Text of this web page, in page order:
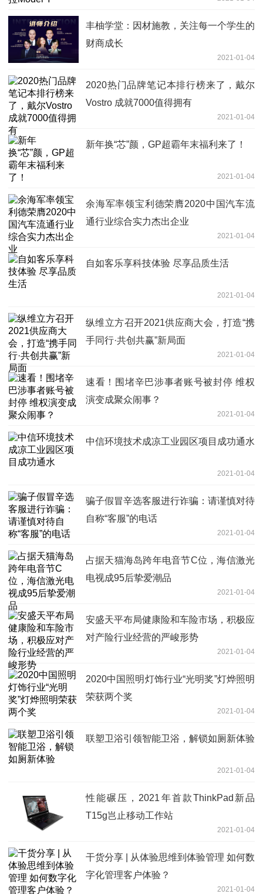
丰柚学堂：因材施教，关注每一个学生的
财商成长
2021-01-04
2020热门品牌笔记本排行榜来了，戴尔
Vostro 成就7000值得拥有
2021-01-04
新年换“芯”颜，GP超霸年末福利来了！
2021-01-04
余海军率领宝利德荣膺2020中国汽车流
通行业综合实力杰出企业
2021-01-04
自如客乐享科技体验 尽享品质生活
2021-01-04
纵维立方召开2021供应商大会，打造“携
手同行·共创共赢”新局面
2021-01-04
速看！围堵辛巴涉事者账号被封停 维权
演变成聚众闹事？
2021-01-04
中信环境技术成凉工业园区项目成功通水
2021-01-04
骗子假冒辛选客服进行诈骗：请谨慎对待
自称“客服”的电话
2021-01-04
占据天猫海岛跨年电音节C位，海信激光
电视成95后挚爱潮品
2021-01-04
安盛天平布局健康险和车险市场，积极应
对产险行业经营的严峻形势
2021-01-04
2020中国照明灯饰行业“光明奖”灯烨照明
荣获两个奖
2021-01-04
联塑卫浴引领智能卫浴，解锁如厕新体验
2021-01-04
性能碾压，2021年首款ThinkPad新品
T15g岂止移动工作站
2021-01-04
干货分享 | 从体验思维到体验管理 如何数
字化管理客户体验？
2021-01-04